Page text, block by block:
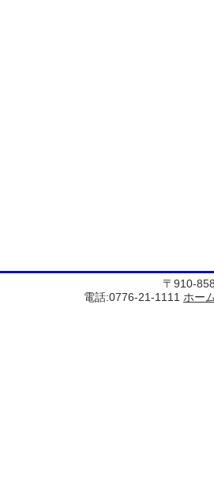
〒910-
電話:0776-21-1111 ホー